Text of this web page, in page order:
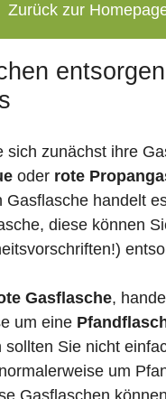
Zurück zur
sich zunächst ihre
oder rote
Gasflasche handelt
diese können
Gasflasche,
um eine
sollten Sie nicht
um